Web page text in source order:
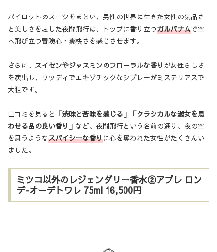
パイロットのスーツをまとい、男性の世界に生きた女性の気品さ
と美しさを表した夜間飛行は、トップに香り立つガルバナムで空
へ飛び立つ冒険心・爽快さを感じさせます。
さらに、 スイセンやジャスミンのフローラルな香り が女性らしさ
を演出し、ウッディでエキゾチックなシプレーがミステリアスで
大胆です。
口コミを見ると 「渋味と苦味を感じる」「クラシカルな淑女を思
わせる品の良い香り」 など、夜間飛行という名前の通り、夜の空
を舞うようなスパイシーな香りに心を奪われた女性がたくさんい
ました。
ミツコ以外のレジェンダリー香水②アプレ ロン
デ-オーデトワレ 75ml 16,500円